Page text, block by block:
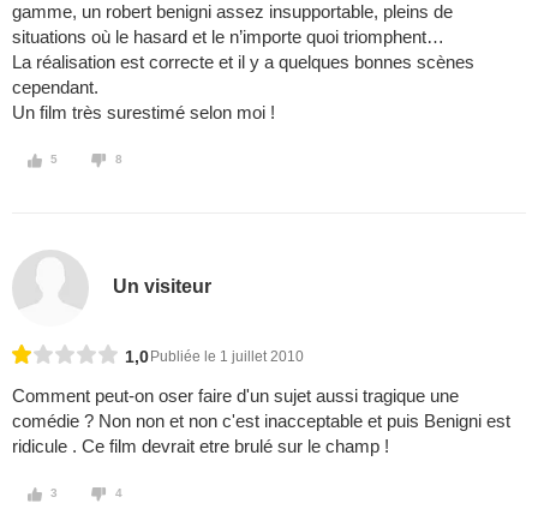
gamme, un robert benigni assez insupportable, pleins de
situations où le hasard et le n’importe quoi triomphent…
La réalisation est correcte et il y a quelques bonnes scènes
cependant.
Un film très surestimé selon moi !
5 8
Un visiteur
1,0 Publiée le 1 juillet 2010
Comment peut-on oser faire d'un sujet aussi tragique une
comédie ? Non non et non c'est inacceptable et puis Benigni est
ridicule . Ce film devrait etre brulé sur le champ !
3 4